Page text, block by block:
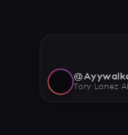
Tory Lanez